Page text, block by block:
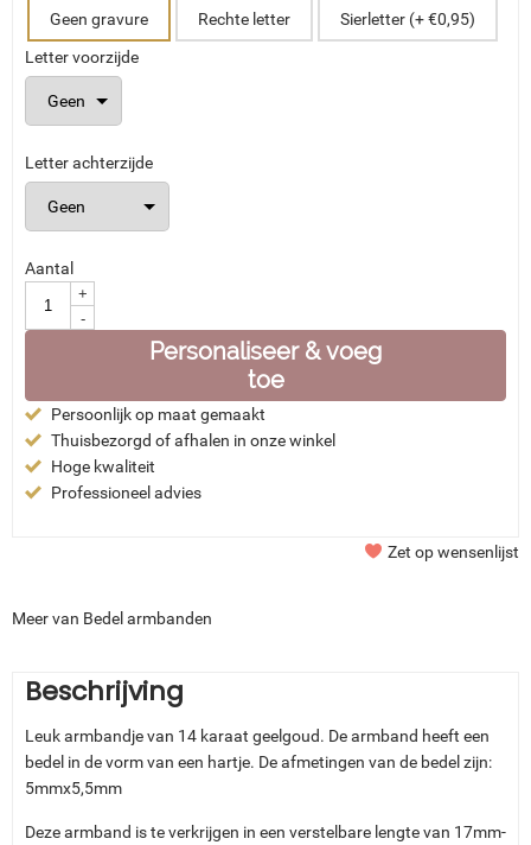
Geen gravure
Rechte letter
Sierletter (+ €0,95)
Letter voorzijde
Letter achterzijde
Aantal
+
-
Personaliseer & voeg
toe
Persoonlijk op maat gemaakt
Thuisbezorgd of afhalen in onze winkel
Hoge kwaliteit
Professioneel advies
Zet op wensenlijst
Meer van Bedel armbanden
Beschrijving
Leuk armbandje van 14 karaat geelgoud. De armband heeft een
bedel in de vorm van een hartje. De afmetingen van de bedel zijn:
5mmx5,5mm
Deze armband is te verkrijgen in een verstelbare lengte van 17mm-